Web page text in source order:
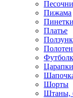
Пижама
Пинетки
Платье
Царапки
Шорты
Штаны,